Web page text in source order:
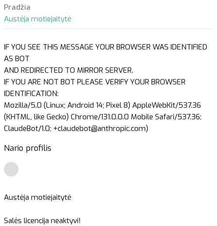
Pradžia
Austėja motiejaitytė
IF YOU SEE THIS MESSAGE YOUR BROWSER WAS IDENTIFIED
AS BOT
AND REDIRECTED TO MIRROR SERVER.
IF YOU ARE NOT BOT PLEASE VERIFY YOUR BROWSER
IDENTIFICATION:
Mozilla/5.0 (Linux; Android 14; Pixel 8) AppleWebKit/537.36
(KHTML, like Gecko) Chrome/131.0.0.0 Mobile Safari/537.36;
ClaudeBot/1.0; +claudebot@anthropic.com)
Nario profilis
Austėja motiejaitytė
Salės licencija neaktyvi!